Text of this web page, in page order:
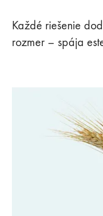
Každé riešenie
rozmer – spája